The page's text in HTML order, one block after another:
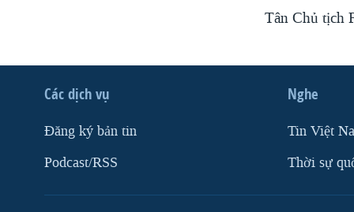
Tân Chủ tịch
Các dịch vụ
Ðăng ký bản tin
Podcast/RSS
Nghe
Tin Việt
Thời sự